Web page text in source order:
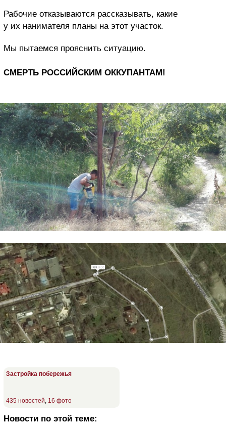
Рабочие отказываются рассказывать, какие
у их нанимателя планы на этот участок.
Мы пытаемся прояснить ситуацию.
СМЕРТЬ РОССИЙСКИМ ОККУПАНТАМ!
Застройка побережья
435 новостей, 16 фото
Новости по этой теме: